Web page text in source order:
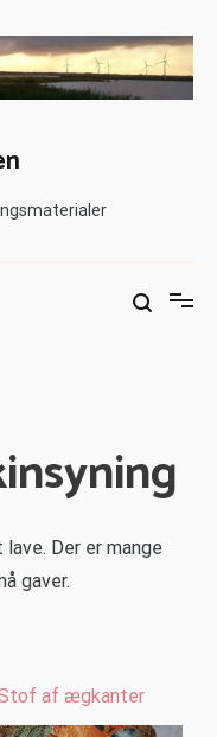
Der er mange
gaver.
af ægkanter